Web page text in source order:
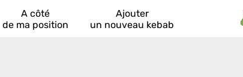
A côté
de ma position
Ajouter
un nouveau kebab